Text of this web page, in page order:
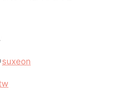
suxeon